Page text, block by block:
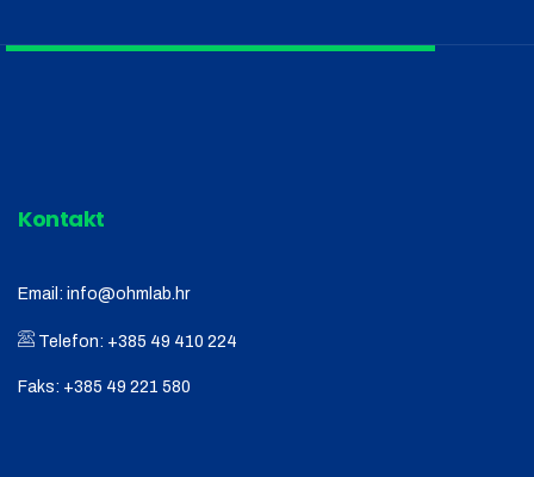
Kontakt
Email: info@ohmlab.hr
Telefon: +385 49 410 224
Faks: +385 49 221 580